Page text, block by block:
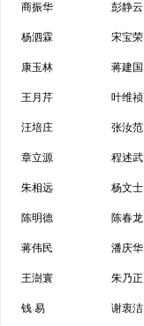
商振华 彭静云
杨泗霖 宋宝荣
康玉林 蒋建国
王月芹 叶维祯
汪培庄 张汝范
章立源 程述武
朱相远 杨文士
陈明德 陈春龙
蒋伟民 潘庆华
王澍寰 朱乃正
钱 易 谢衷洁